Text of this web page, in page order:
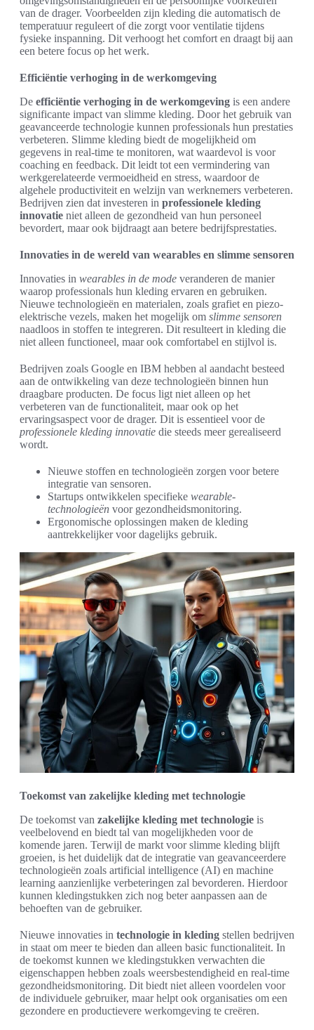
van de drager. Voorbeelden zijn kleding die automatisch de
temperatuur reguleert of die zorgt voor ventilatie tijdens
fysieke inspanning. Dit verhoogt het comfort en draagt bij aan
een betere focus op het werk.
Efficiëntie verhoging in de werkomgeving
De efficiëntie verhoging in de werkomgeving is een andere
significante impact van slimme kleding. Door het gebruik van
geavanceerde technologie kunnen professionals hun prestaties
verbeteren. Slimme kleding biedt de mogelijkheid om
gegevens in real-time te monitoren, wat waardevol is voor
coaching en feedback. Dit leidt tot een vermindering van
werkgerelateerde vermoeidheid en stress, waardoor de
algehele productiviteit en welzijn van werknemers verbeteren.
Bedrijven zien dat investeren in professionele kleding
innovatie niet alleen de gezondheid van hun personeel
bevordert, maar ook bijdraagt aan betere bedrijfsprestaties.
Innovaties in de wereld van wearables en slimme sensoren
Innovaties in wearables in de mode veranderen de manier
waarop professionals hun kleding ervaren en gebruiken.
Nieuwe technologieën en materialen, zoals grafiet en piezo-
elektrische vezels, maken het mogelijk om slimme sensoren
naadloos in stoffen te integreren. Dit resulteert in kleding die
niet alleen functioneel, maar ook comfortabel en stijlvol is.
Bedrijven zoals Google en IBM hebben al aandacht besteed
aan de ontwikkeling van deze technologieën binnen hun
draagbare producten. De focus ligt niet alleen op het
verbeteren van de functionaliteit, maar ook op het
ervaringsaspect voor de drager. Dit is essentieel voor de
professionele kleding innovatie die steeds meer gerealiseerd
wordt.
Nieuwe stoffen en technologieën zorgen voor betere
integratie van sensoren.
Startups ontwikkelen specifieke wearable-
technologieën voor gezondheidsmonitoring.
Ergonomische oplossingen maken de kleding
aantrekkelijker voor dagelijks gebruik.
Toekomst van zakelijke kleding met technologie
De toekomst van zakelijke kleding met technologie is
veelbelovend en biedt tal van mogelijkheden voor de
komende jaren. Terwijl de markt voor slimme kleding blijft
groeien, is het duidelijk dat de integratie van geavanceerdere
technologieën zoals artificial intelligence (AI) en machine
learning aanzienlijke verbeteringen zal bevorderen. Hierdoor
kunnen kledingstukken zich nog beter aanpassen aan de
behoeften van de gebruiker.
Nieuwe innovaties in technologie in kleding stellen bedrijven
in staat om meer te bieden dan alleen basic functionaliteit. In
de toekomst kunnen we kledingstukken verwachten die
eigenschappen hebben zoals weersbestendigheid en real-time
gezondheidsmonitoring. Dit biedt niet alleen voordelen voor
de individuele gebruiker, maar helpt ook organisaties om een
gezondere en productievere werkomgeving te creëren.